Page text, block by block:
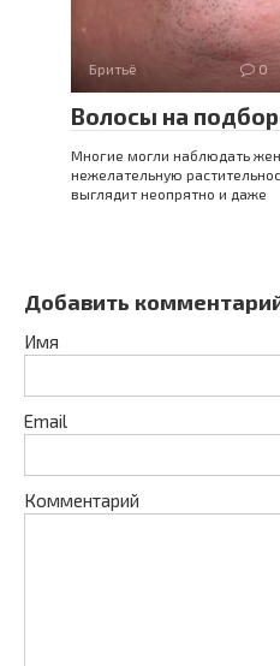
Бритьё 0
Волосы на
Многие могли наблюдать
нежелательную
выглядит неопрятно и даже
Добавить
Имя
Email
Комментарий